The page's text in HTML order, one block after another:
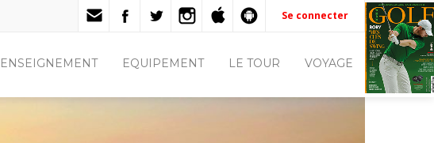
Se connecter
ENSEIGNEMENT EQUIPEMENT LE TOUR VOYAGE